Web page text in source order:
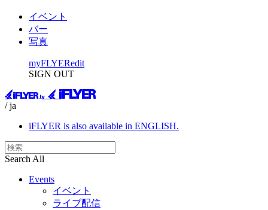
イベント
バー
写真
myFLYERedit
SIGN OUT
/ ja
iFLYER is also available in ENGLISH.
Search All
Events
イベント
ライブ配信